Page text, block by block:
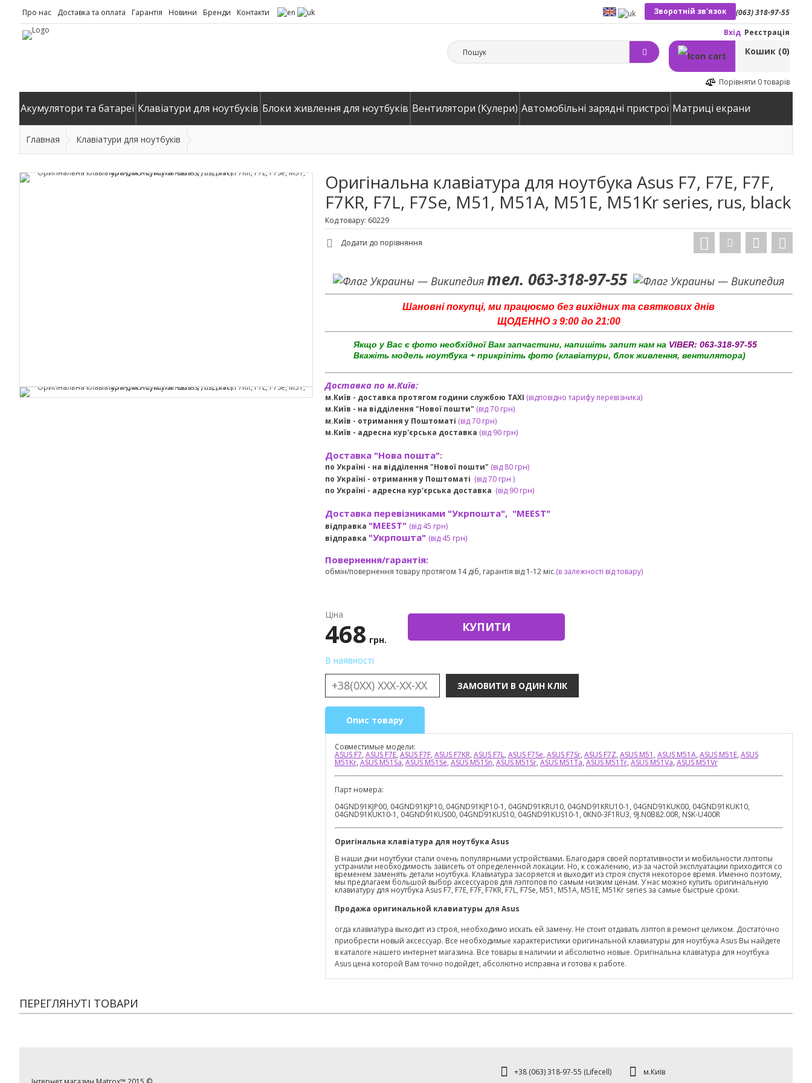
Про нас Доставка та оплата Гарантія Новини Бренди Контакти (063) 318-97-55
Зворотній зв'язок
Вхід Реєстрація
Кошик (0)
Порівняти 0 товарів
Акумулятори та батареї Клавіатури для ноутбуків Блоки живлення для ноутбуків Вентилятори (Кулери) Автомобільні зарядні пристрої Матриці екрани
Главная Клавіатури для ноутбуків
Оригінальна клавіатура для ноутбука Asus F7, F7E, F7F,
F7KR, F7L, F7Se, M51, M51A, M51E, M51Kr series, rus, black
Код товару: 60229
Додати до порівняння
тел. 063-318-97-55
Шановні покупці, ми працюємо без вихідних та святкових днів
ЩОДЕННО з 9:00 до 21:00
Якщо у Вас є фото необхідної Вам запчастини, напишіть запит нам на VIBER: 063-318-97-55
Вкажіть модель ноутбука + прикріпіть фото (клавіатури, блок живлення, вентилятора)
Доставка по м.Київ:
м.Київ - доставка протягом години службою TAXI (відповідно тарифу перевізника)
м.Київ - на відділення "Нової пошти" (від 70 грн)
м.Київ - отримання у Поштоматі (від 70 грн)
м.Київ - адресна кур'єрська доставка (від90 грн)
Доставка "Нова пошта":
по Україні - на відділення "Нової пошти" (від 80 грн)
по Україні - отримання у Поштоматі (від 70 грн )
по Україні - адресна кур'єрська доставка (від90 грн)
Доставка перевізниками "Укрпошта", "MEEST"
відправка "MEEST" (від 45 грн)
відправка "Укрпошта" (від 45 грн)
Повернення/гарантія:
обмін/повернення товару протягом 14 діб, гарантія від 1-12 міс.(в залежності від товару)
Ціна
468 грн.
В наявності
КУПИТИ
Опис товару
Совместимые модели:
ASUS F7, ASUS F7E, ASUS F7F, ASUS F7KR, ASUS F7L, ASUS F7Se, ASUS F7Sr, ASUS F7Z, ASUS M51 , ASUS M51A, ASUS M51E, ASUS
M51Kr, ASUS M51Sa, ASUS M51Se, ASUS M51Sn, ASUS M51Sr, ASUS M51Ta, ASUS M51Tr, ASUS M51Va, ASUS M51Vr
Парт номера:
04GND91KJP00, 04GND91KJP10, 04GND91KJP10-1, 04GND91KRU10, 04GND91KRU10-1, 04GND91KUK00, 04GND91KUK10,
04GND91KUK10-1, 04GND91KUS00, 04GND91KUS10, 04GND91KUS10-1, 0KN0-3F1RU3, 9J.N0B82.00R, NSK-U400R
Оригінальна клавіатура для ноутбука Asus
В наши дни ноутбуки стали очень популярными устройствами. Благодаря своей портативности и мобильности лэптопы
устранили необходимость зависеть от определенной локации. Но, к сожалению, из-за частой эксплуатации приходится со
временем заменять детали ноутбука. Клавиатура засоряется и выходит из строя спустя некоторое время. Именно поэтому,
мы предлагаем большой выбор аксессуаров для лэптопов по самым низким ценам. У нас можно купить оригинальную
клавиатуру для ноутбука Asus F7, F7E, F7F, F7KR, F7L, F7Se, M51, M51A, M51E, M51Kr series за самые быстрые сроки.
Продажа оригинальной клавиатуры для Asus
огда клавиатура выходит из строя, необходимо искать ей замену. Не стоит отдавать лэптоп в ремонт целиком. Достаточно
приобрести новый аксессуар. Все необходимые характеристики оригинальной клавиатуры для ноутбука Asus Вы найдете
в каталоге нашего интернет магазина. Все товары в наличии и абсолютно новые. Оригінальна клавіатура для ноутбука
Asus цена которой Вам точно подойдет, абсолютно исправна и готова к работе.
ПЕРЕГЛЯНУТІ ТОВАРИ
+38 (063) 318-97-55 (Lifecell) м.Київ